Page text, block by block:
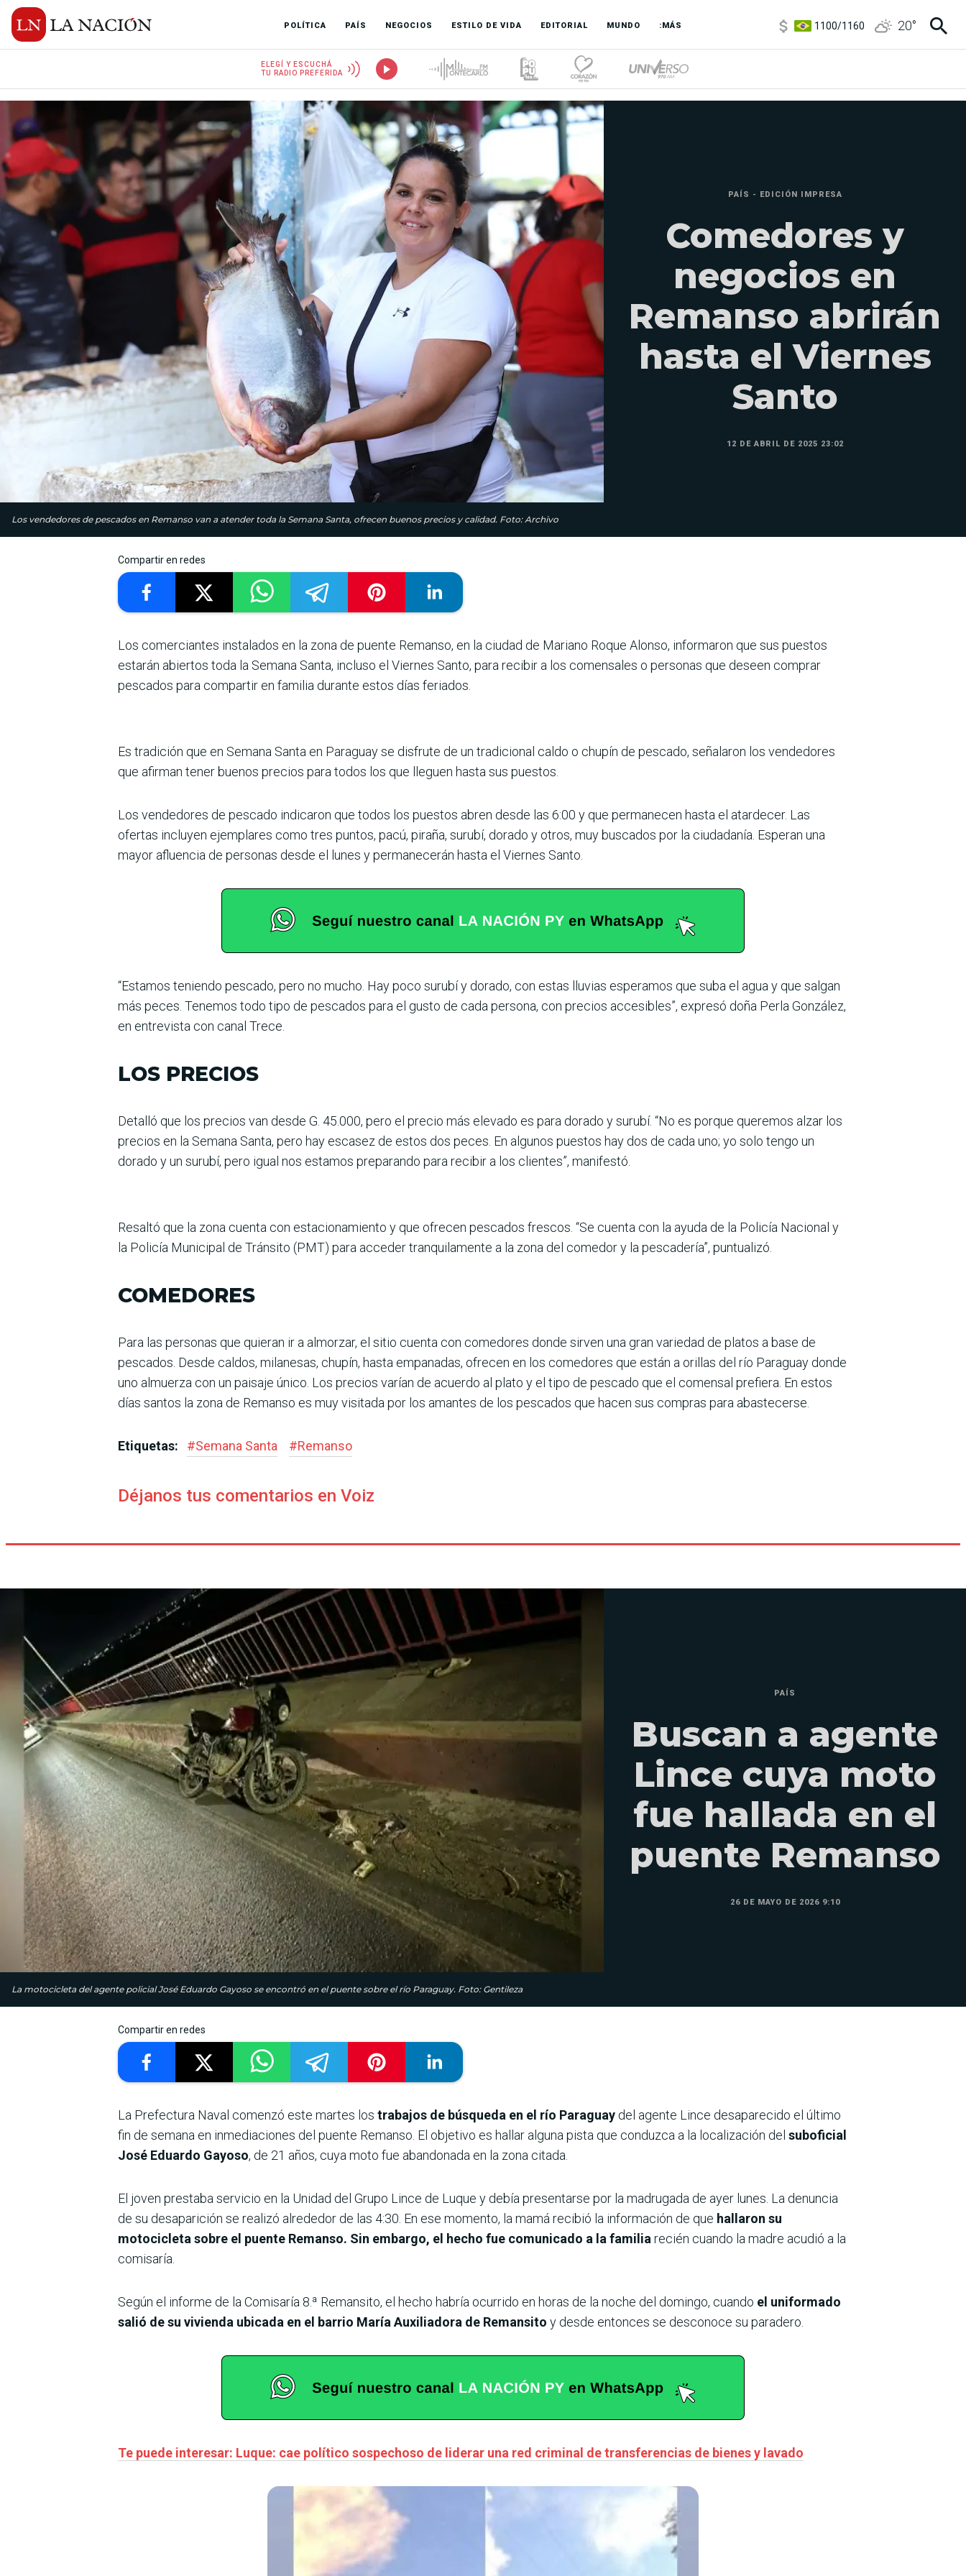
POLÍTICA PAÍS NEGOCIOS ESTILO DE VIDA EDITORIAL MUNDO :MÁS
3,8/4
20°
ELEGÍ Y ESCUCHÁ
TU RADIO PREFERIDA
Los vendedores de pescados en Remanso van a atender toda la Semana Santa, ofrecen buenos precios y calidad. Foto: Archivo
PAÍS - EDICIÓN IMPRESA
Comedores y
negocios en
Remanso abrirán
hasta el Viernes
Santo
12 DE ABRIL DE 2025 23:02
Compartir en redes
Los comerciantes instalados en la zona de puente Remanso, en la ciudad de Mariano Roque Alonso, informaron que sus puestos
estarán abiertos toda la Semana Santa, incluso el Viernes Santo, para recibir a los comensales o personas que deseen comprar
pescados para compartir en familia durante estos días feriados.
Es tradición que en Semana Santa en Paraguay se disfrute de un tradicional caldo o chupín de pescado, señalaron los vendedores
que afirman tener buenos precios para todos los que lleguen hasta sus puestos.
Los vendedores de pescado indicaron que todos los puestos abren desde las 6:00 y que permanecen hasta el atardecer. Las
ofertas incluyen ejemplares como tres puntos, pacú, piraña, surubí, dorado y otros, muy buscados por la ciudadanía. Esperan una
mayor afluencia de personas desde el lunes y permanecerán hasta el Viernes Santo.
“Estamos teniendo pescado, pero no mucho. Hay poco surubí y dorado, con estas lluvias esperamos que suba el agua y que salgan
más peces. Tenemos todo tipo de pescados para el gusto de cada persona, con precios accesibles”, expresó doña Perla González,
en entrevista con canal Trece.
LOS PRECIOS
Detalló que los precios van desde G. 45.000, pero el precio más elevado es para dorado y surubí. “No es porque queremos alzar los
precios en la Semana Santa, pero hay escasez de estos dos peces. En algunos puestos hay dos de cada uno; yo solo tengo un
dorado y un surubí, pero igual nos estamos preparando para recibir a los clientes”, manifestó.
Resaltó que la zona cuenta con estacionamiento y que ofrecen pescados frescos. “Se cuenta con la ayuda de la Policía Nacional y
la Policía Municipal de Tránsito (PMT) para acceder tranquilamente a la zona del comedor y la pescadería”, puntualizó.
COMEDORES
Para las personas que quieran ir a almorzar, el sitio cuenta con comedores donde sirven una gran variedad de platos a base de
pescados. Desde caldos, milanesas, chupín, hasta empanadas, ofrecen en los comedores que están a orillas del río Paraguay donde
uno almuerza con un paisaje único. Los precios varían de acuerdo al plato y el tipo de pescado que el comensal prefiera. En estos
días santos la zona de Remanso es muy visitada por los amantes de los pescados que hacen sus compras para abastecerse.
Etiquetas: #Semana Santa #Remanso
Déjanos tus comentarios en Voiz
La motocicleta del agente policial José Eduardo Gayoso se encontró en el puente sobre el río Paraguay. Foto: Gentileza
PAÍS
Buscan a agente
Lince cuya moto
fue hallada en el
puente Remanso
26 DE MAYO DE 2026 9:10
Compartir en redes
La Prefectura Naval comenzó este martes los trabajos de búsqueda en el río Paraguay del agente Lince desaparecido el último
fin de semana en inmediaciones del puente Remanso. El objetivo es hallar alguna pista que conduzca a la localización del suboficial
José Eduardo Gayoso, de 21 años, cuya moto fue abandonada en la zona citada.
El joven prestaba servicio en la Unidad del Grupo Lince de Luque y debía presentarse por la madrugada de ayer lunes. La denuncia
de su desaparición se realizó alrededor de las 4:30. En ese momento, la mamá recibió la información de que hallaron su
motocicleta sobre el puente Remanso. Sin embargo, el hecho fue comunicado a la familia recién cuando la madre acudió a la
comisaría.
Según el informe de la Comisaría 8.ª Remansito, el hecho habría ocurrido en horas de la noche del domingo, cuando el uniformado
salió de su vivienda ubicada en el barrio María Auxiliadora de Remansito y desde entonces se desconoce su paradero.
Te puede interesar: Luque: cae político sospechoso de liderar una red criminal de transferencias de bienes y lavado